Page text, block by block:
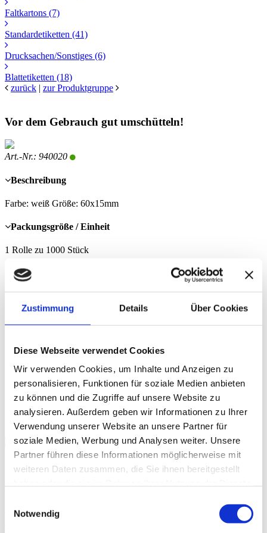
Zustimmung Details Über Cookies
Diese Webseite verwendet Cookies
Wir verwenden Cookies, um Inhalte und Anzeigen zu
personalisieren, Funktionen für soziale Medien anbieten
zu können und die Zugriffe auf unsere Website zu
analysieren. Außerdem geben wir Informationen zu Ihrer
Verwendung unserer Website an unsere Partner für
soziale Medien, Werbung und Analysen weiter. Unsere
Partner führen diese Informationen möglicherweise mit
weiteren Daten zusammen, die Sie ihnen bereitgestellt
Notwendig
Faltkartons (7)
Standardetiketten (41)
Drucksachen/Sonstiges (6)
Blattetiketten (18)
zurück | zur Produktgruppe
Vor dem Gebrauch gut umschütteln!
Art.-Nr.: 940020
Beschreibung
Farbe: weiß Größe: 60x15mm
Packungsgröße / Einheit
1 Rolle zu 1000 Stück
Maße
Um den Preis zu sehen und bestellen zu können, müssen Sie
registriert und eingeloggt sein.
Sortierung
Kategorien
Aktionen & Angebote